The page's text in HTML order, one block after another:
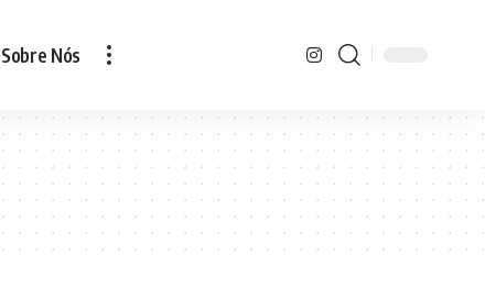
Sobre Nós